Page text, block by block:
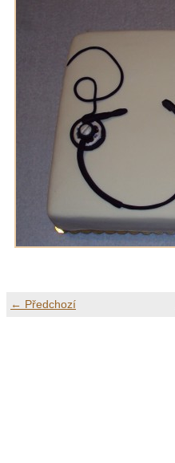
← Předchozí